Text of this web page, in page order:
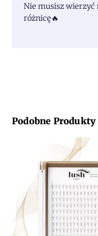
Nie musisz wierzyć
różnicę🔥
Podobne Produkty